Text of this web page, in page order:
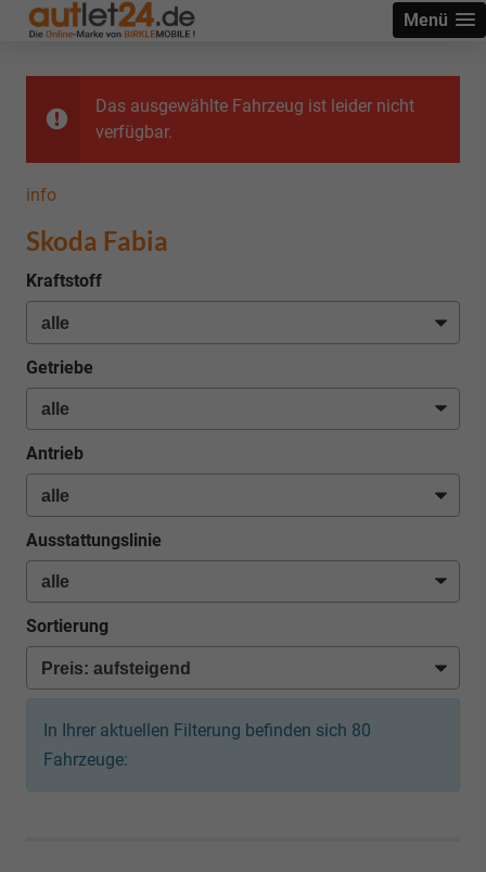
Menü
Das ausgewählte Fahrzeug ist leider nicht
verfügbar.
info
Skoda Fabia
Kraftstoff
Getriebe
Antrieb
Ausstattungslinie
Sortierung
In Ihrer aktuellen Filterung befinden sich 80
Fahrzeuge: